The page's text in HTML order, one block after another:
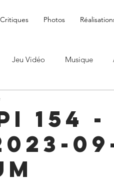
Photos
Jeu Vidéo Musique
154 -